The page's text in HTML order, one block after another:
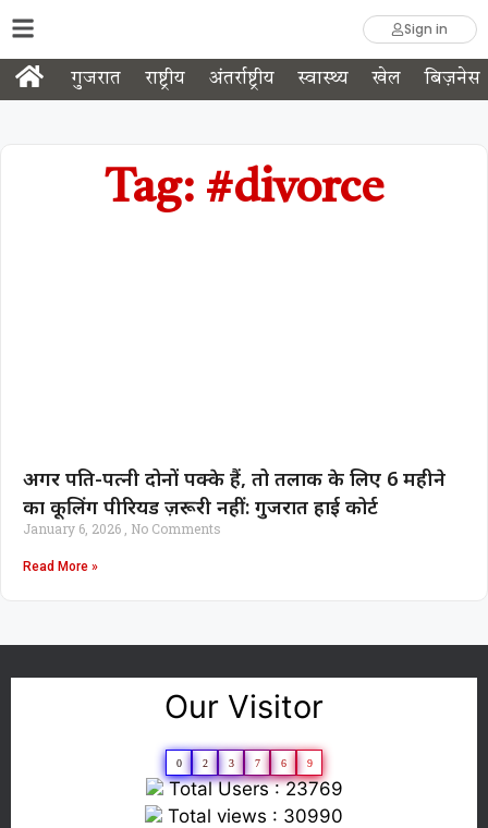
Sign in
गुजरात राष्ट्रीय अंतर्राष्ट्रीय स्वास्थ्य खेल बिज़नेस
Tag: #divorce
अगर पति-पत्नी दोनों पक्के हैं, तो तलाक के लिए 6 महीने
का कूलिंग पीरियड ज़रूरी नहीं: गुजरात हाई कोर्ट
January 6, 2026 No Comments
Read More »
Our Visitor
0 2 3 7 6 9
Total Users : 23769
Total views : 30990